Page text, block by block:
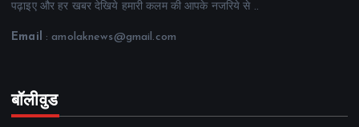
पढ़ाइए और हर खबर देखिये हमारी कलम की आपके नजरिये से ..
Email : amolaknews@gmail.com
बॉलीवुड